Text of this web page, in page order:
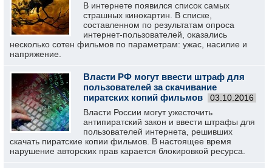
В интернете появился список самых
страшных кинокартин. В списке,
составленном по результатам опроса
интернет-пользователей, оказались
несколько сотен фильмов по параметрам: ужас, насилие и
напряжение.
Власти РФ могут ввести штраф для
пользователей за скачивание
пиратских копий фильмов
03.10.2016
Власти России могут ужесточить
антипиратский закон и ввести штрафы для
пользователей интернета, решивших
скачать пиратские копии фильмов. В настоящее время
нарушение авторских прав карается блокировкой ресурса.